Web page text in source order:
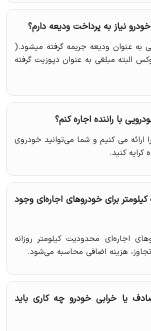
به عنوان ودیعه جریمه گرفته میشود.(
البته مبلغی به عنوان دپوزیت گرفته
ارائه می‌ کنیم و شما می‌توانید خودروی
کرایه کنید.
برای خودروهای اجاره‌ای وجود
اجاره‌ای محدودیت کیلومتر روزانه
هزینه اضافی محاسبه می‌شود.
یا خرابی خودرو چه کاری باید